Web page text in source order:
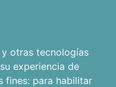
otras tecnologías
experiencia de
fines: para habilitar